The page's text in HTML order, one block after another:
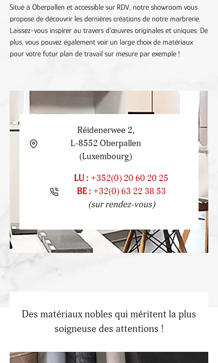
Situé à Oberpallen et accessible sur RDV, notre showroom vous
propose de découvrir les dernières créations de notre marbrerie.
Laissez-vous inspirer au travers d'œuvres originales et uniques. De
plus, vous pouvez également voir un large choix de matériaux
pour votre futur plan de travail sur mesure par exemple !
Réidenerwee 2,
L-8552 Oberpallen
(Luxembourg)
LU : +352(0) 20 60 20 25
BE :+32(0) 63 22 38 53
(sur rendez-vous)
Des matériaux nobles qui méritent la plus
soigneuse des attentions !